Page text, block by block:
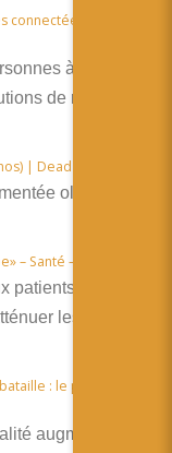
connectées pour
à
de réalité
| Dead Men’s Eyes
olfactive
– Santé – lematin.ch
patients amputés
les douleurs
: le projet JFX3 |
augmentée